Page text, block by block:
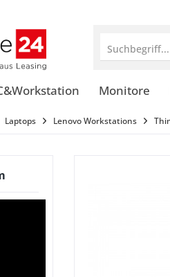
Suchbegriff...
Monitore
Laptops Lenovo Workstations